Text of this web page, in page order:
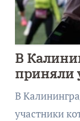
В
приняли
забеге
В
участники